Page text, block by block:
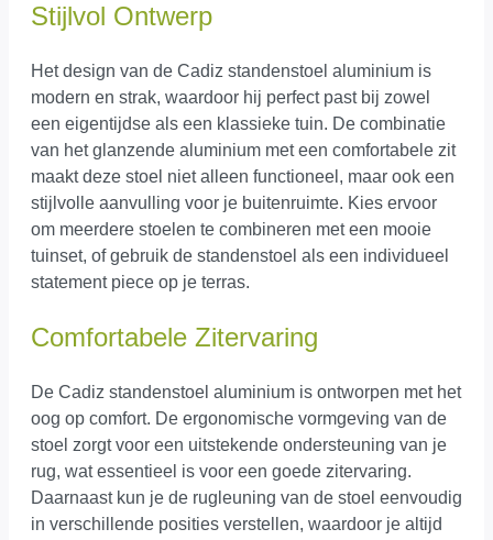
Stijlvol Ontwerp
Het design van de Cadiz standenstoel aluminium is
modern en strak, waardoor hij perfect past bij zowel
een eigentijdse als een klassieke tuin. De combinatie
van het glanzende aluminium met een comfortabele zit
maakt deze stoel niet alleen functioneel, maar ook een
stijlvolle aanvulling voor je buitenruimte. Kies ervoor
om meerdere stoelen te combineren met een mooie
tuinset, of gebruik de standenstoel als een individueel
statement piece op je terras.
Comfortabele Zitervaring
De Cadiz standenstoel aluminium is ontworpen met het
oog op comfort. De ergonomische vormgeving van de
stoel zorgt voor een uitstekende ondersteuning van je
rug, wat essentieel is voor een goede zitervaring.
Daarnaast kun je de rugleuning van de stoel eenvoudig
in verschillende posities verstellen, waardoor je altijd